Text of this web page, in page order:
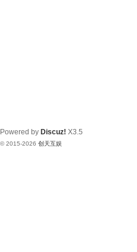
Powered by Discuz! X3.5
© 2015-2026 创天互娱